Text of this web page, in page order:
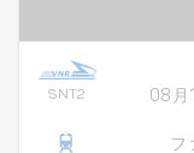
SNT2
08月
フ